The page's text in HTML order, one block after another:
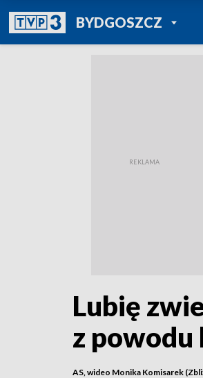
BYDGOSZCZPOWRÓT DO
TVP REGIONY
Lubię
z powodu
AS, wideo Monika Komisarek